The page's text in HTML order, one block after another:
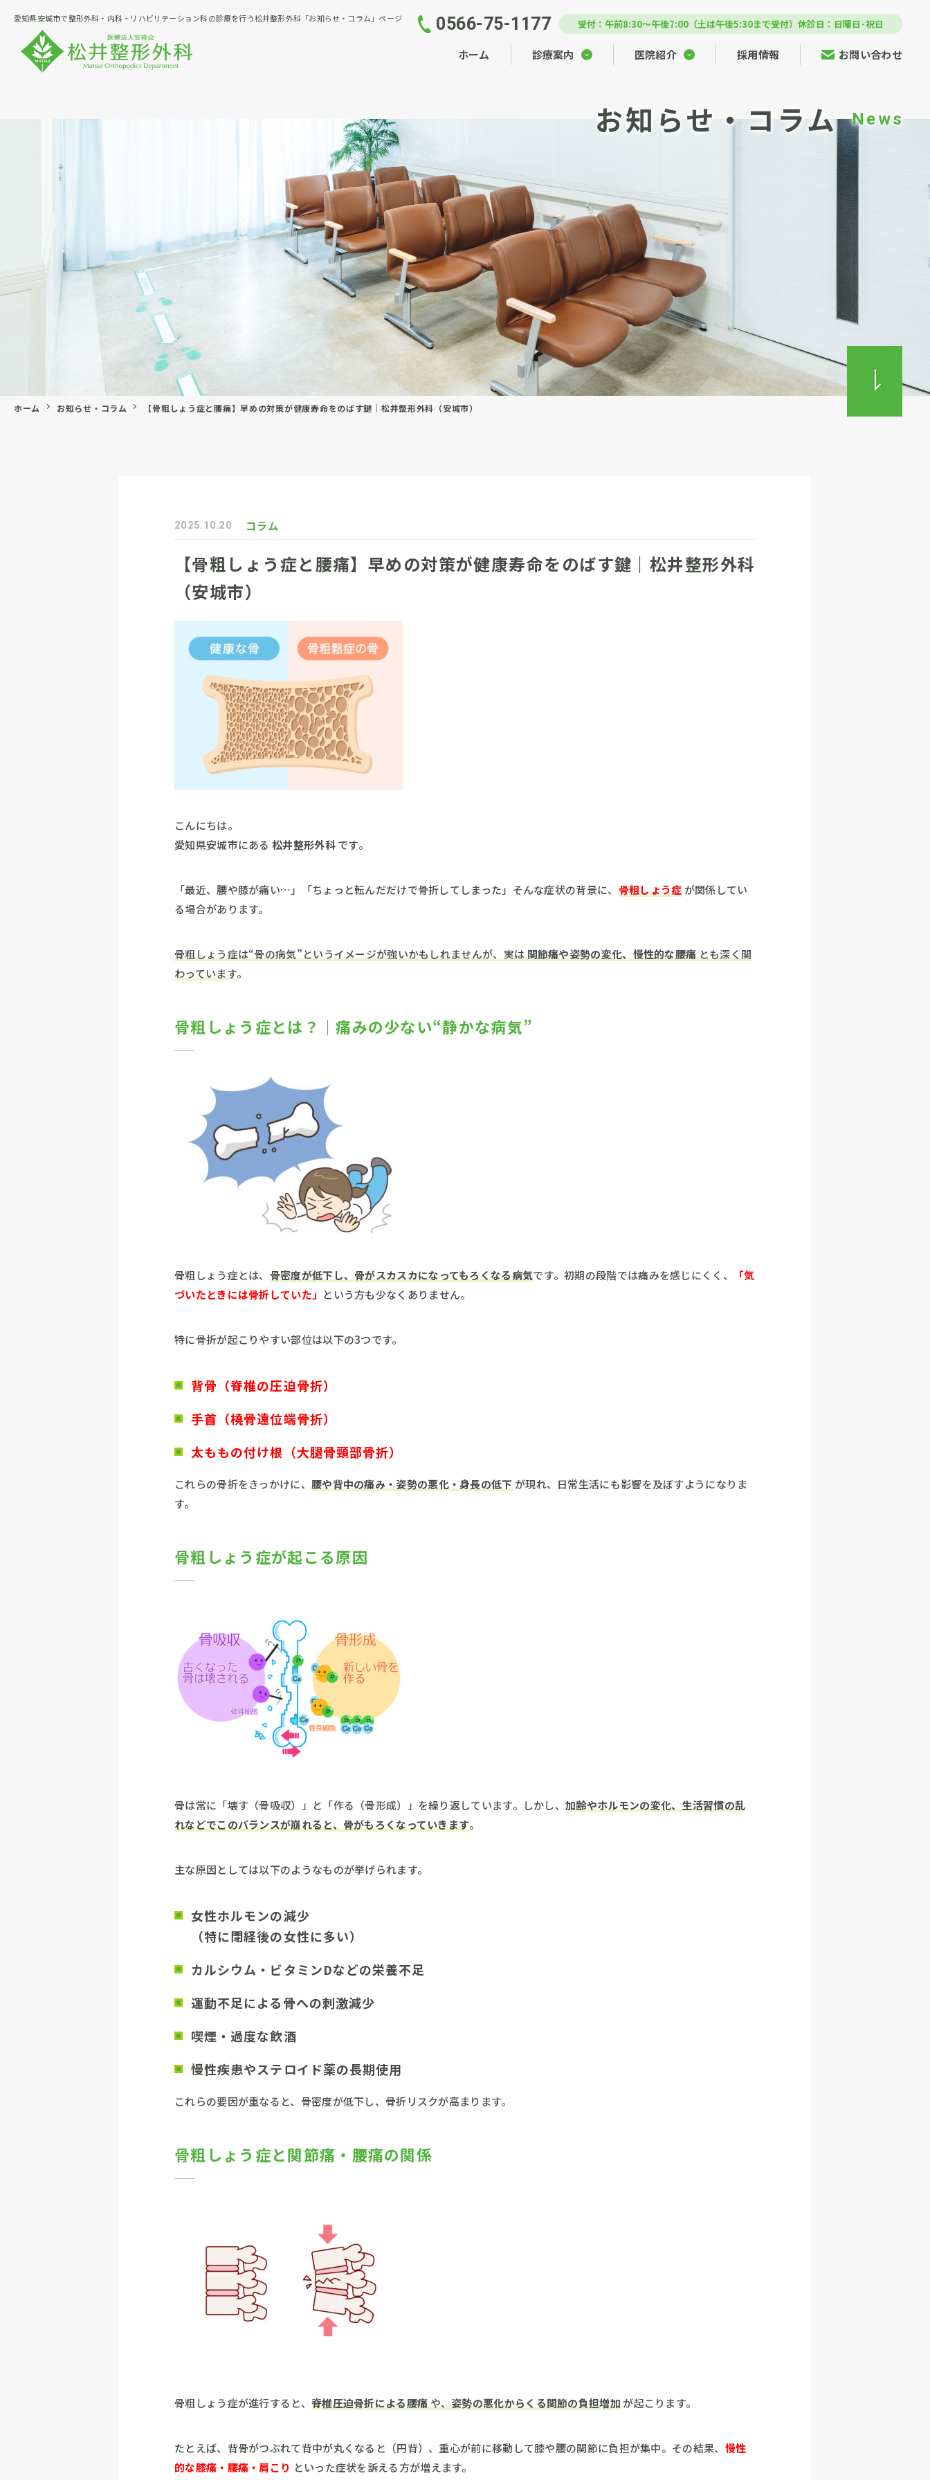
愛知県安城市で整形外科・内科・リハビリテーション科の診療を行う松井整形外科「お知らせ・コラム」ページ 0566-75-1177 受付：午前8:30～午後7:00（土は午後5:30まで受付） 休診日：日曜日･祝日
ホーム 診療案内 医院紹介 採用情報 お問い合わせ
お知らせ・コラム News
ホーム お知らせ・コラム 【骨粗しょう症と腰痛】早めの対策が健康寿命をのばす鍵｜松井整形外科（安城市）
2025.10.20 コラム
【骨粗しょう症と腰痛】早めの対策が健康寿命をのばす鍵｜松井整形外科
（安城市）
こんにちは。
愛知県安城市にある松井整形外科です。
「最近、腰や膝が痛い…」「ちょっと転んだだけで骨折してしまった」そんな症状の背景に、 骨粗しょう症 が関係してい
る場合があります。
骨粗しょう症は“骨の病気”というイメージが強いかもしれませんが、実は 関節痛や姿勢の変化、慢性的な腰痛 とも深く関
わっています。
骨粗しょう症とは？｜痛みの少ない“静かな病気”
骨粗しょう症とは、 骨密度が低下し、骨がスカスカになってもろくなる病気です。初期の段階では痛みを感じにくく、
「気
づいたときには骨折していた」 という方も少なくありません。
特に骨折が起こりやすい部位は以下の3つです。
背骨（脊椎の圧迫骨折）
手首（橈骨遠位端骨折）
太ももの付け根（大腿骨頸部骨折）
これらの骨折をきっかけに、 腰や背中の痛み・姿勢の悪化・身長の低下 が現れ、日常生活にも影響を及ぼすようになりま
す。
骨粗しょう症が起こる原因
骨は常に「壊す（骨吸収）」と「作る（骨形成）」を繰り返しています。しかし、加齢やホルモンの変化、生活習慣の乱
れなどでこのバランスが崩れると、骨がもろくなっていきます。
主な原因としては以下のようなものが挙げられます。
女性ホルモンの減少
（特に閉経後の女性に多い）
カルシウム・ビタミンDなどの栄養不足
運動不足による骨への刺激減少
喫煙・過度な飲酒
慢性疾患やステロイド薬の長期使用
これらの要因が重なると、骨密度が低下し、骨折リスクが高まります。
骨粗しょう症と関節痛・腰痛の関係
骨粗しょう症が進行すると、 脊椎圧迫骨折による腰痛 や、 姿勢の悪化からくる関節の負担増加 が起こります。
たとえば、背骨がつぶれて背中が丸くなると（円背）、重心が前に移動して膝や腰の関節に負担が集中。その結果、 慢性
的な膝痛・腰痛・肩こり といった症状を訴える方が増えます。